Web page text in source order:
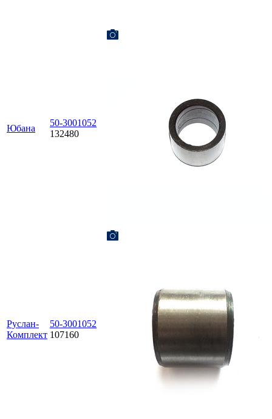
Юбана
50-3001052
132480
Руслан-
Комплект
50-3001052
107160